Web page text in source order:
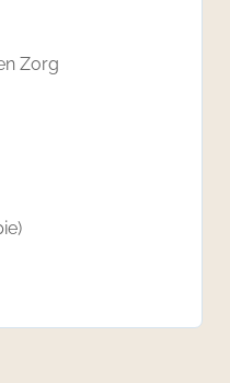
Zorg